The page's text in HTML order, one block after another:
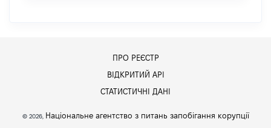
ПРО РЕЄСТР
ВІДКРИТИЙ АРІ
СТАТИСТИЧНІ ДАНІ
© 2026, Національне агентство з питань запобігання корупції